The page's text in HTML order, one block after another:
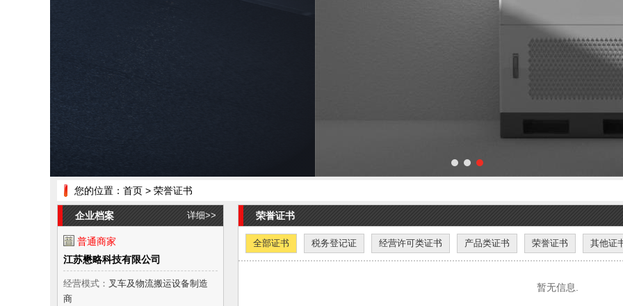
您的位置： 首页 > 荣誉证书
企业档案 详细>>
普通商家
江苏懋略科技有限公司
经营模式： 叉车及物流搬运设备制造
商
荣誉证书
全部证书 税务登记证 经营许可类证书 产品类证书 荣誉证书 其他证
暂无信息.